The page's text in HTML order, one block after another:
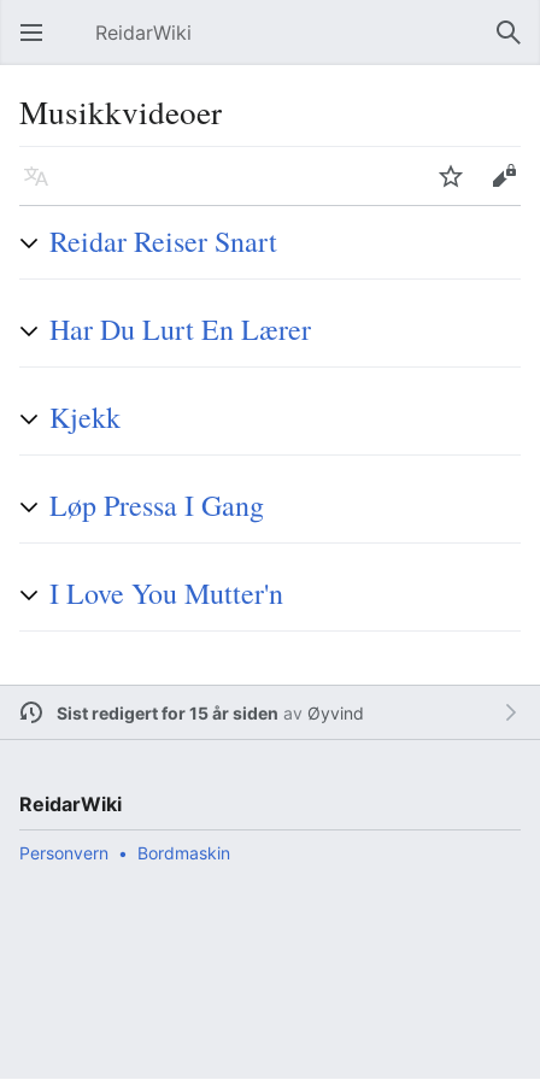
Åpne hovedmenyen ReidarWiki Søk
Musikkvideoer
Språk Overvåk Rediger
Reidar Reiser Snart
Har Du Lurt En Lærer
Kjekk
Løp Pressa I Gang
I Love You Mutter'n
Sist redigert for 15 år siden av Øyvind
ReidarWiki
Personvern Bordmaskin